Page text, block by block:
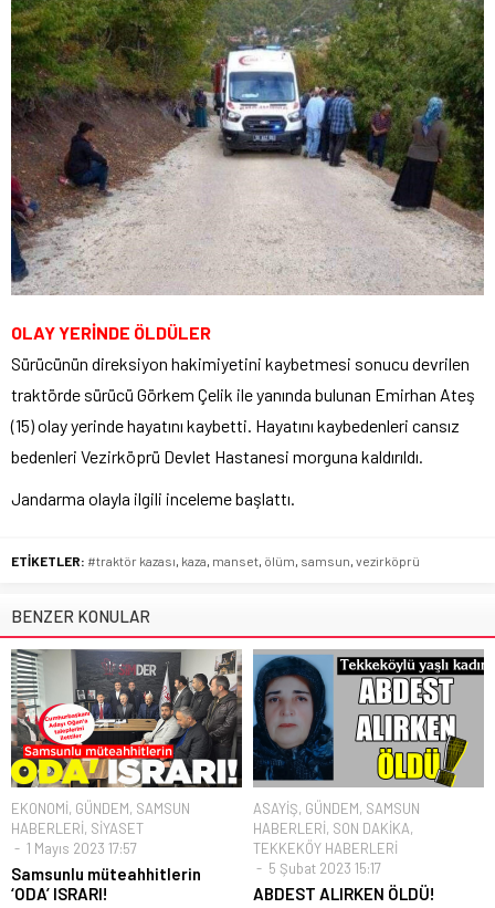
OLAY YERİNDE ÖLDÜLER
Sürücünün direksiyon hakimiyetini kaybetmesi sonucu devrilen
traktörde sürücü Görkem Çelik ile yanında bulunan Emirhan Ateş
(15) olay yerinde hayatını kaybetti. Hayatını kaybedenleri cansız
bedenleri Vezirköprü Devlet Hastanesi morguna kaldırıldı.
Jandarma olayla ilgili inceleme başlattı.
ETİKETLER: #traktör kazası kaza manset ölüm samsun vezirköprü
BENZER KONULAR
EKONOMİ, GÜNDEM, SAMSUN
HABERLERİ, SİYASET
1 Mayıs 2023 17:57
Samsunlu müteahhitlerin
‘ODA’ ISRARI!
ASAYİŞ, GÜNDEM, SAMSUN
HABERLERİ, SON DAKİKA,
TEKKEKÖY HABERLERİ
5 Şubat 2023 15:17
ABDEST ALIRKEN ÖLDÜ!